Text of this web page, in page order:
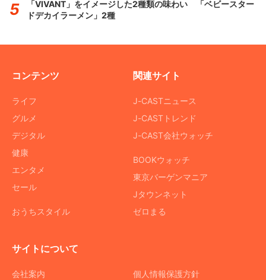
「VIVANT」をイメージした2種類の味わい 「ベビースター
ドデカイラーメン」2種
コンテンツ
ライフ
グルメ
デジタル
健康
エンタメ
セール
おうちスタイル
関連サイト
J-CASTニュース
J-CASTトレンド
J-CAST会社ウォッチ
BOOKウォッチ
東京バーゲンマニア
Jタウンネット
ゼロまる
サイトについて
会社案内 個人情報保護方針